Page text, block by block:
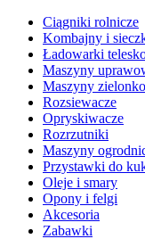
Ciągniki rolnicze
Kombajny i
Ładowarki
Maszyny
Maszyny
Rozsiewacze
Opryskiwacze
Rozrzutniki
Maszyny
Przystawki do
Oleje i smary
Opony i felgi
Akcesoria
Zabawki